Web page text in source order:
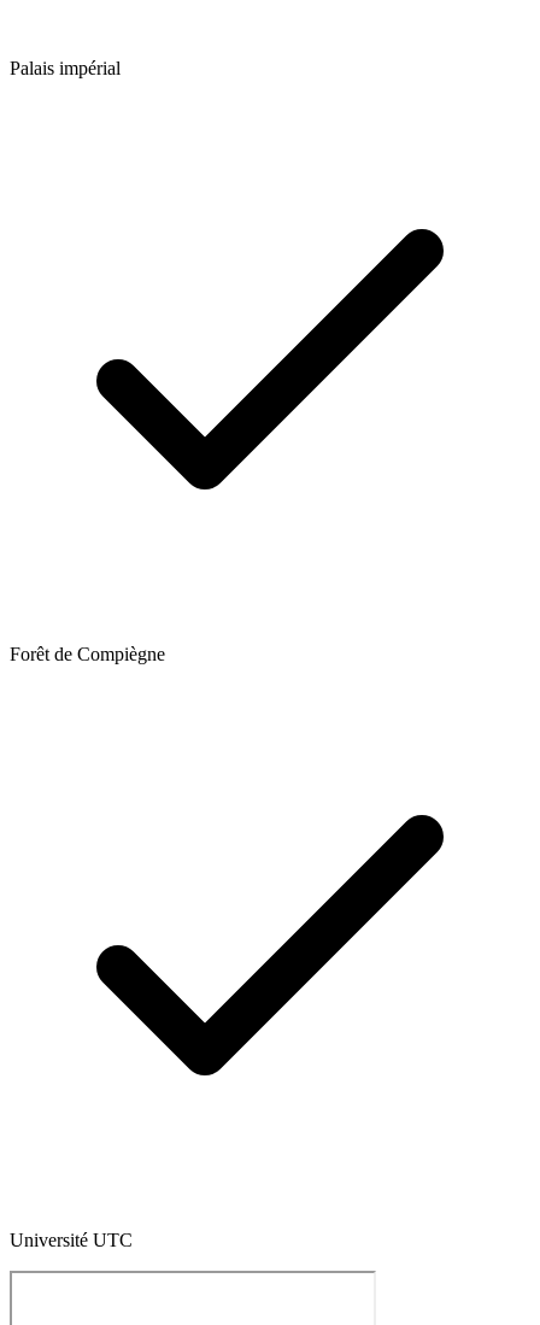
Palais impérial
Forêt de Compiègne
Université UTC